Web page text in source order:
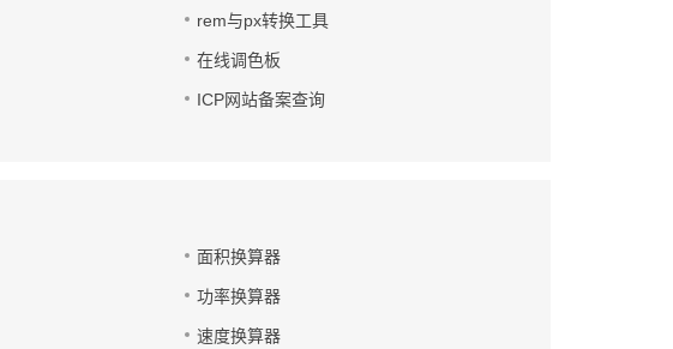
rem与px转换工具
在线调色板
ICP网站备案查询
面积换算器
功率换算器
速度换算器